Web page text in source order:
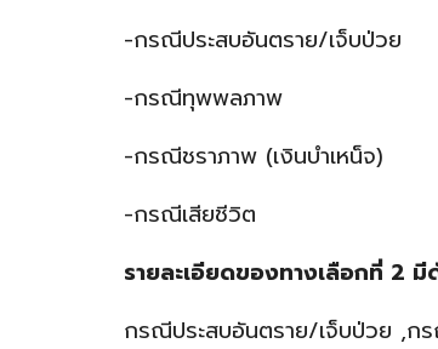
-กรณีประสบอันตราย/เจ็บป่วย
-กรณีทุพพลภาพ
-กรณีชราภาพ (เงินบำเหน็จ)
-กรณีเสียชีวิต
รายละเอียดของทางเลือกที่ 2
กรณีประสบอันตราย/เจ็บป่วย ,